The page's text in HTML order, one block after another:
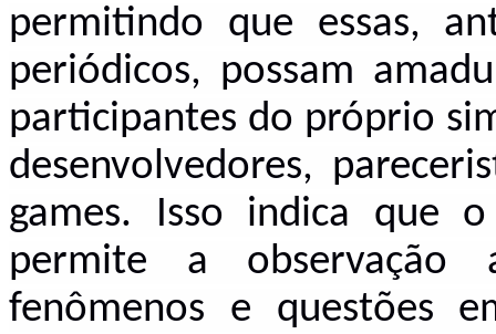
permitindo que essas,
periódicos, possam
participantes do próprio
desenvolvedores,
games. Isso indica que
permite a observação
fenômenos e questões